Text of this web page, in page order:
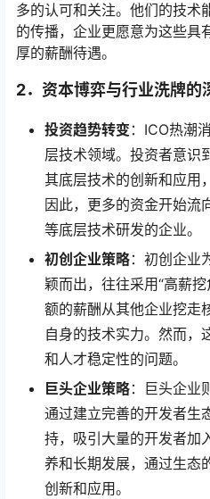
多的认可和关注。他们的技术
的传播，企业更愿意为这些具
厚的薪酬待遇。
2． 资本博弈与行业洗牌的
投资趋势转变 ：ICO热潮
层技术领域。投资者意识
其底层技术的创新和应用
因此，更多的资金开始流
等底层技术研发的企业。
初创企业策略：初创企业
颖而出，往往采用“高薪
额的薪酬从其他企业挖走
自身的技术实力。然而，
和人才稳定性的问题。
巨头企业策略：巨头企业
通过建立完善的开发者生
持，吸引大量的开发者加
养和长期发展，通过生态
创新和应用。